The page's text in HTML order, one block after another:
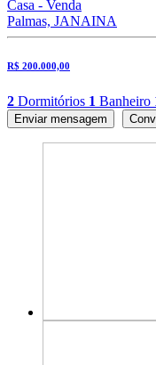
Casa - Venda
Palmas, JANAINA
R$ 200.000,00
2 Dormitórios 1 Banheiro
Enviar mensagem